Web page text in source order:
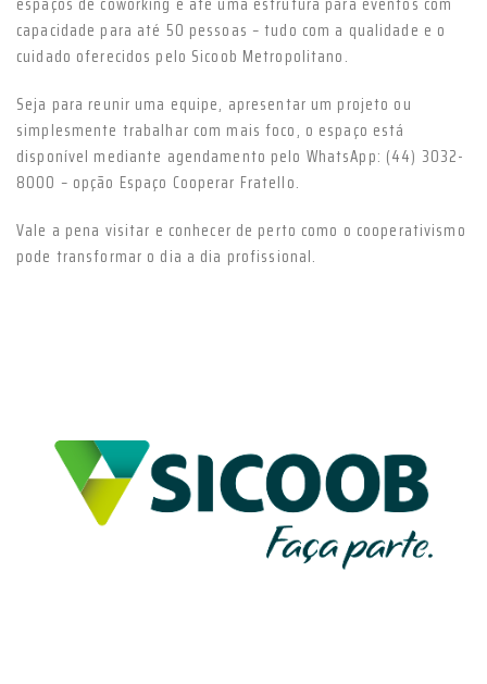
capacidade para até 50 pessoas – tudo com a qualidade e o
cuidado oferecidos pelo Sicoob Metropolitano.
Seja para reunir uma equipe, apresentar um projeto ou
simplesmente trabalhar com mais foco, o espaço está
disponível mediante agendamento pelo WhatsApp: (44) 3032-
8000 – opção Espaço Cooperar Fratello.
Vale a pena visitar e conhecer de perto como o cooperativismo
pode transformar o dia a dia profissional.